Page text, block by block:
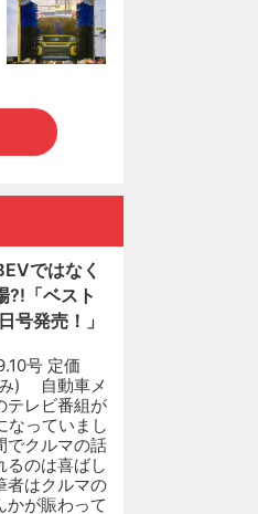
ではなく
?!「ベスト
号発売！」
号 定価
) 自動車メ
テレビ番組が
なっていまし
でクルマの話
るのは喜ばし
者はクルマの
かが賑わって